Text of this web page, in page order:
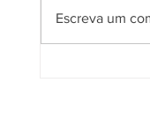
Escreva um